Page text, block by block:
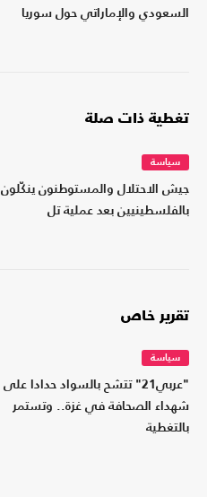
السعودي والإماراتي حول سوريا
تغطية ذات صلة
سياسة
جيش الاحتلال والمستوطنون ينكّلون
بالفلسطينيين بعد عملية تل
تقرير خاص
سياسة
"عربي21" تتشح بالسواد حدادا على
شهداء الصحافة في غزة.. وتستمر
بالتغطية